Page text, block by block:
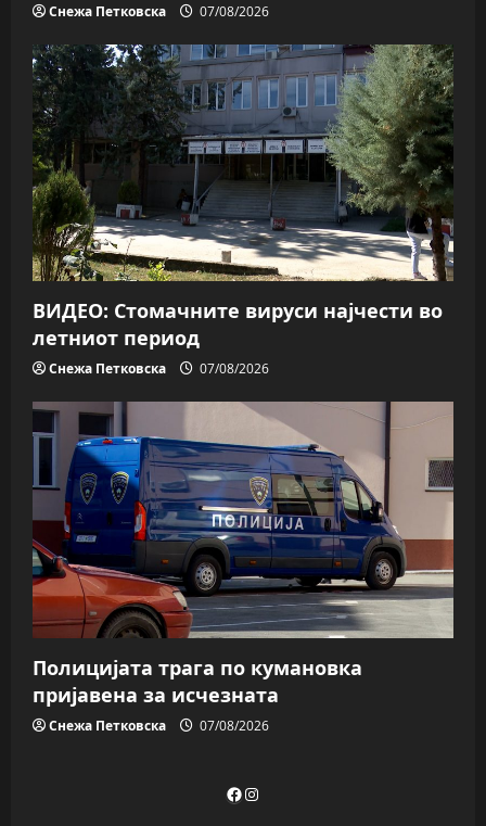
Снежа Петковска 07/08/2026
ВИДЕО: Стомачните вируси најчести во
летниот период
Снежа Петковска 07/08/2026
Полицијата трага пo кумановка
пријавена за исчезната
Снежа Петковска 07/08/2026
Facebook
Instagram